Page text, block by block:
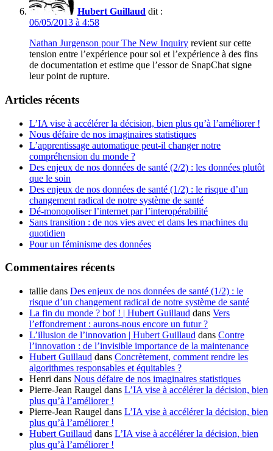
Hubert Guillaud dit :
06/05/2013 à 4:58
Nathan Jurgenson pour The New Inquiry revient sur cette
tension entre l’expérience pour soi et l’expérience à des fins
de documentation et estime que l’essor de SnapChat signe
leur point de rupture.
Articles récents
L’IA vise à accélérer la décision, bien plus qu’à l’améliorer !
Nous défaire de nos imaginaires statistiques
L’apprentissage automatique peut-il changer notre
compréhension du monde ?
Des enjeux de nos données de santé (2/2) : les données plutôt
que le soin
Des enjeux de nos données de santé (1/2) : le risque d’un
changement radical de notre système de santé
Dé-monopoliser l’internet par l’interopérabilité
Sans transition : de nos vies avec et dans les machines du
quotidien
Pour un féminisme des données
Commentaires récents
tallie dans Des enjeux de nos données de santé (1/2) : le
risque d’un changement radical de notre système de santé
La fin du monde ? bof ! | Hubert Guillaud dans Vers
l’effondrement : aurons-nous encore un futur ?
L’illusion de l’innovation | Hubert Guillaud dans Contre
l’innovation : de l’invisible importance de la maintenance
Hubert Guillaud dans Concrètement, comment rendre les
algorithmes responsables et équitables ?
Henri dans Nous défaire de nos imaginaires statistiques
Pierre-Jean Raugel dans L’IA vise à accélérer la décision, bien
plus qu’à l’améliorer !
Pierre-Jean Raugel dans L’IA vise à accélérer la décision, bien
plus qu’à l’améliorer !
Hubert Guillaud dans L’IA vise à accélérer la décision, bien
plus qu’à l’améliorer !